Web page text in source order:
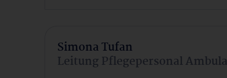
Simona Tufan
Leitung Pflegepersonal